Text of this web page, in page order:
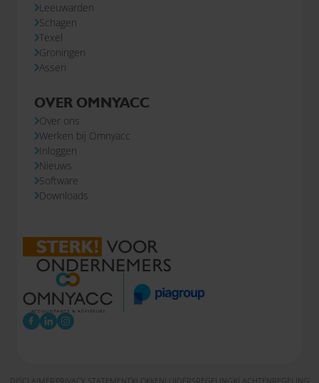
Leeuwarden
Schagen
Texel
Groningen
Assen
OVER OMNYACC
Over ons
Werken bij Omnyacc
Inloggen
Nieuws
Software
Downloads
DISCLAIMER PRIVACY STATEMENT KLOKKENLUIDERSREGELING KLACHTENREGELING